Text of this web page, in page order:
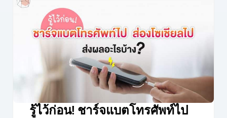
รู้ไว้ก่อน! ชาร์จแบตโทรศัพท์ไป